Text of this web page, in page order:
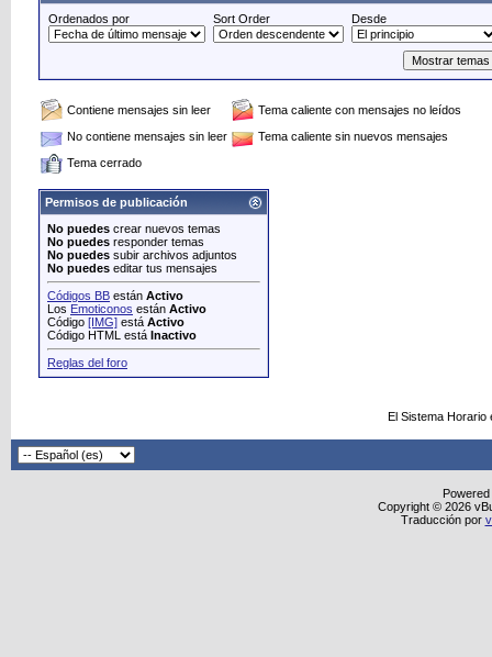
Ordenados por Sort Order Desde
Contiene mensajes sin leer
Tema caliente con mensajes no leídos
No contiene mensajes sin leer
Tema caliente sin nuevos mensajes
Tema cerrado
Permisos de publicación
No puedes crear nuevos temas
No puedes responder temas
No puedes subir archivos adjuntos
No puedes editar tus mensajes
Códigos BB están Activo
Los Emoticonos están Activo
Código [IMG] está Activo
Código HTML está Inactivo
Reglas del foro
El Sistema
Copyright © 2026
Traducción por